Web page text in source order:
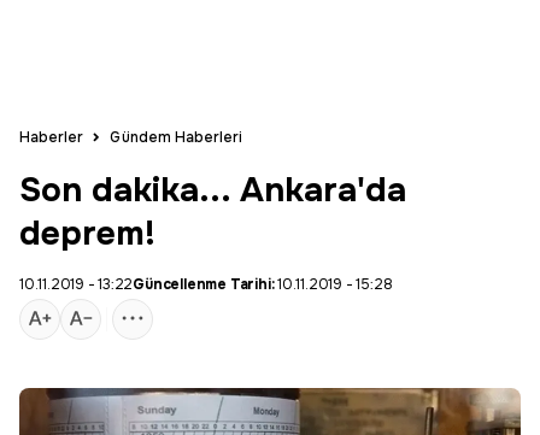
Haberler Gündem Haberleri
Son dakika... Ankara'da
deprem!
10.11.2019 - 13:22Güncellenme Tarihi:10.11.2019 - 15:28